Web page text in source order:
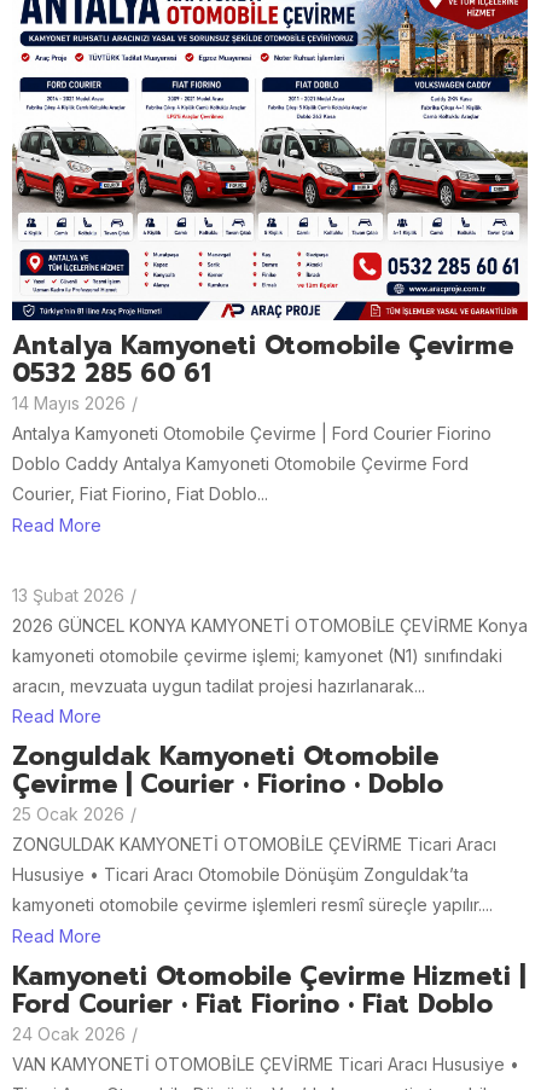
Antalya Kamyoneti Otomobile Çevirme
0532 285 60 61
14 Mayıs 2026 /
Antalya Kamyoneti Otomobile Çevirme | Ford Courier Fiorino
Doblo Caddy Antalya Kamyoneti Otomobile Çevirme Ford
Courier, Fiat Fiorino, Fiat Doblo...
Read More
13 Şubat 2026 /
2026 GÜNCEL KONYA KAMYONETİ OTOMOBİLE ÇEVİRME Konya
kamyoneti otomobile çevirme işlemi; kamyonet (N1) sınıfındaki
aracın, mevzuata uygun tadilat projesi hazırlanarak...
Read More
Zonguldak Kamyoneti Otomobile
Çevirme | Courier • Fiorino • Doblo
25 Ocak 2026 /
ZONGULDAK KAMYONETİ OTOMOBİLE ÇEVİRME Ticari Aracı
Hususiye • Ticari Aracı Otomobile Dönüşüm Zonguldak’ta
kamyoneti otomobile çevirme işlemleri resmî süreçle yapılır....
Read More
Kamyoneti Otomobile Çevirme Hizmeti |
Ford Courier • Fiat Fiorino • Fiat Doblo
24 Ocak 2026 /
VAN KAMYONETİ OTOMOBİLE ÇEVİRME Ticari Aracı Hususiye •